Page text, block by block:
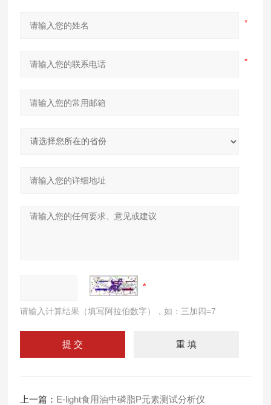
请输入计算结果（填写阿拉伯数字），如：三加四=7
上一篇： E-light食用油中磷脂P元素测试分析仪